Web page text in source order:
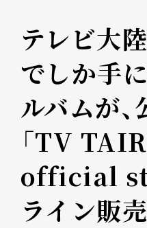
テレビ大
でしか手
ルバムが
「TV
official
ライン販売